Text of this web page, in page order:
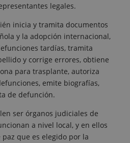
legales.
inicia y tramita documentos
y la adopción internacional,
tardías, tramita
y corrige errores, obtiene
para trasplante, autoriza
emite biografías,
de defunción.
ser órganos judiciales de
a nivel local, y en ellos
que es elegido por la